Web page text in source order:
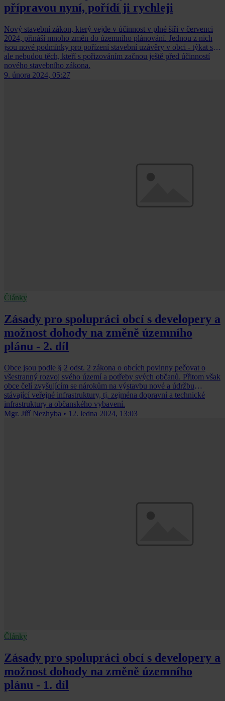
přípravou nyní, pořídí ji rychleji
Nový stavební zákon, který vejde v účinnost v plné šíři v červenci
2024, přináší mnoho změn do územního plánování. Jednou z nich
jsou nové podmínky pro pořízení stavební uzávěry v obci - týkat se
ale nebudou těch, kteří s pořizováním začnou ještě před účinností
nového stavebního zákona.
9. února 2024, 05:27
Články
Zásady pro spolupráci obcí s developery a
možnost dohody na změně územního
plánu - 2. díl
Obce jsou podle § 2 odst. 2 zákona o obcích povinny pečovat o
všestranný rozvoj svého území a potřeby svých občanů. Přitom však
obce čelí zvyšujícím se nárokům na výstavbu nové a údržbu
stávající veřejné infrastruktury, tj. zejména dopravní a technické
infrastruktury a občanského vybavení.
Mgr. Jiří Nezhyba • 12. ledna 2024, 13:03
Články
Zásady pro spolupráci obcí s developery a
možnost dohody na změně územního
plánu - 1. díl